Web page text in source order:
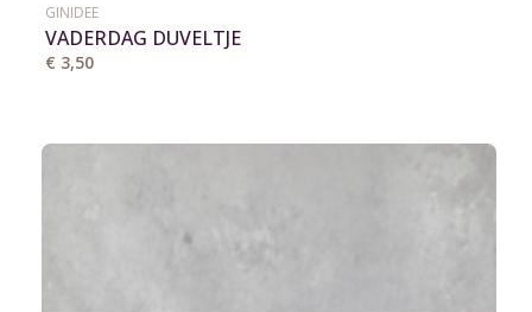
GINIDEE
VADERDAG DUVELTJE
€ 3,50